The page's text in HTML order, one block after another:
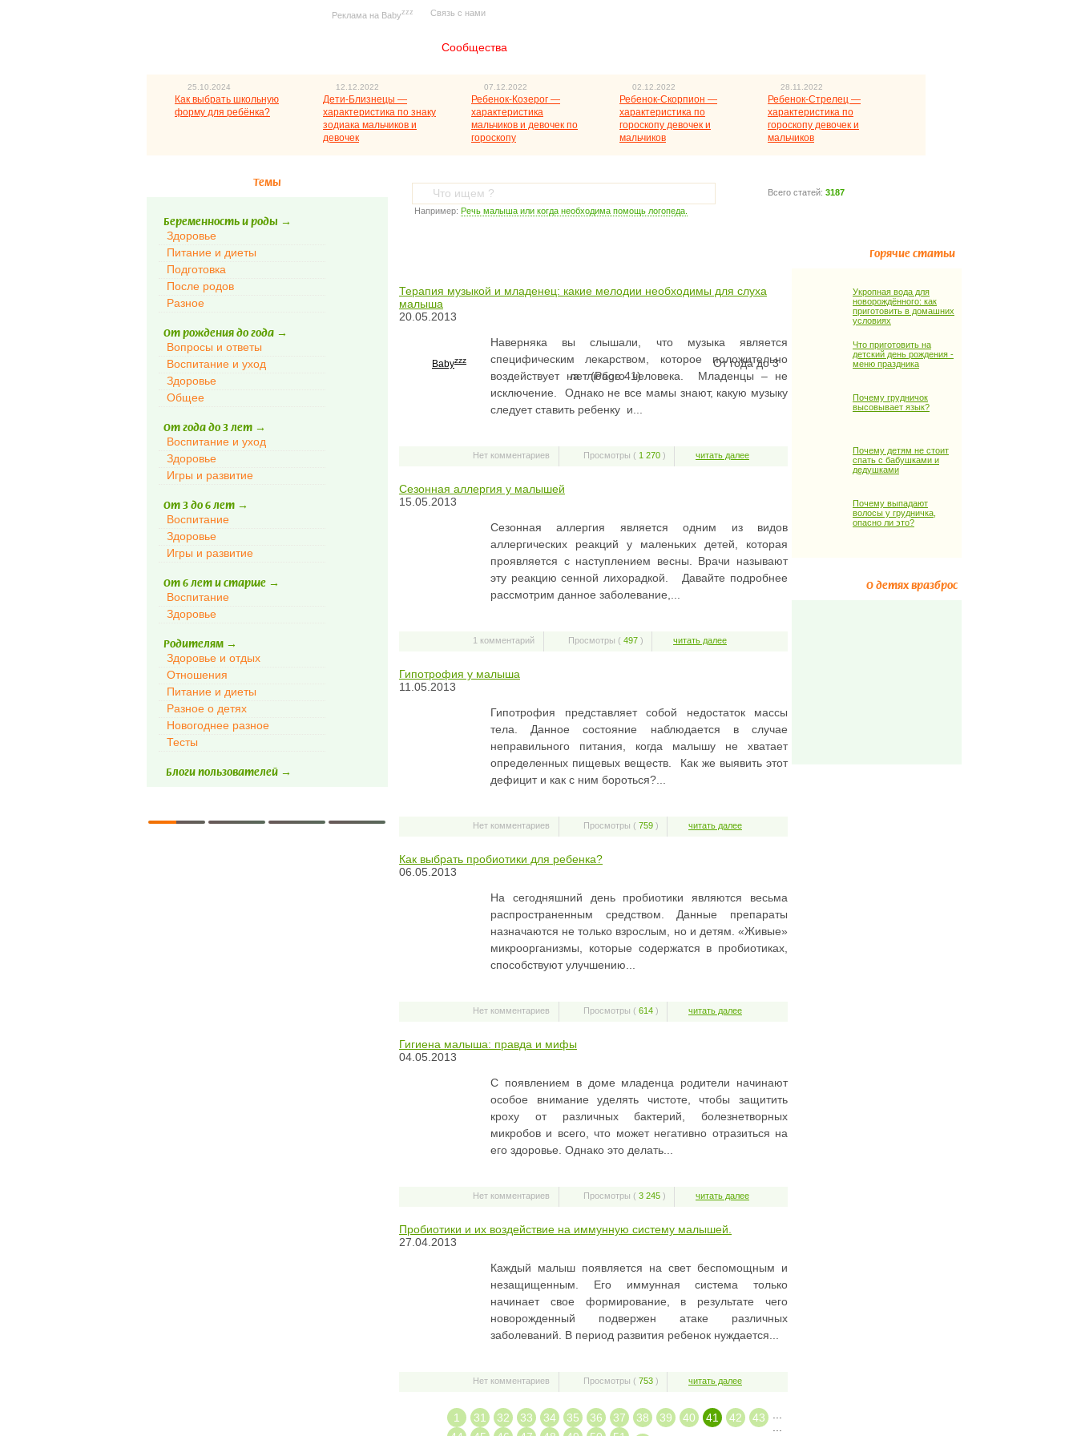
Реклама на Babyzzz Связь с нами
Сообщества
25.10.2024
Как выбрать школьную
форму для ребёнка?
12.12.2022
Дети-Близнецы —
характеристика по знаку
зодиака мальчиков и
девочек
07.12.2022
Ребенок-Козерог —
характеристика
мальчиков и девочек по
гороскопу
02.12.2022
Ребенок-Скорпион —
характеристика по
гороскопу девочек и
мальчиков
28.11.2022
Ребенок-Стрелец —
характеристика по
гороскопу девочек и
мальчиков
Темы
Беременность и роды →
Здоровье
Питание и диеты
Подготовка
После родов
Разное
От рождения до года →
Вопросы и ответы
Воспитание и уход
Здоровье
Общее
От года до 3 лет →
Воспитание и уход
Здоровье
Игры и развитие
От 3 до 6 лет →
Воспитание
Здоровье
Игры и развитие
От 6 лет и старше →
Воспитание
Здоровье
Родителям →
Здоровье и отдых
Отношения
Питание и диеты
Разное о детях
Новогоднее разное
Тесты
Блоги пользователей →
Всего статей: 3187
Например: Речь малыша или когда необходима помощь логопеда.
Babyzzz
От года до 3
лет (Page 41)
Терапия музыкой и младенец: какие мелодии необходимы для слуха
малыша
20.05.2013
Наверняка вы слышали, что музыка является
специфическим лекарством, которое положительно
воздействует на любого человека. Младенцы – не
исключение. Однако не все мамы знают, какую музыку
следует ставить ребенку и...
Нет комментариев Просмотры ( 1 270 ) читать далее
Сезонная аллергия у малышей
15.05.2013
Сезонная аллергия является одним из видов
аллергических реакций у маленьких детей, которая
проявляется с наступлением весны. Врачи называют
эту реакцию сенной лихорадкой. Давайте подробнее
рассмотрим данное заболевание,...
1 комментарий Просмотры ( 497 ) читать далее
Гипотрофия у малыша
11.05.2013
Гипотрофия представляет собой недостаток массы
тела. Данное состояние наблюдается в случае
неправильного питания, когда малышу не хватает
определенных пищевых веществ. Как же выявить этот
дефицит и как с ним бороться?...
Нет комментариев Просмотры ( 759 ) читать далее
Как выбрать пробиотики для ребенка?
06.05.2013
На сегодняшний день пробиотики являются весьма
распространенным средством. Данные препараты
назначаются не только взрослым, но и детям. «Живые»
микроорганизмы, которые содержатся в пробиотиках,
способствуют улучшению...
Нет комментариев Просмотры ( 614 ) читать далее
Гигиена малыша: правда и мифы
04.05.2013
С появлением в доме младенца родители начинают
особое внимание уделять чистоте, чтобы защитить
кроху от различных бактерий, болезнетворных
микробов и всего, что может негативно отразиться на
его здоровье. Однако это делать...
Нет комментариев Просмотры ( 3 245 ) читать далее
Пробиотики и их воздействие на иммунную систему малышей.
27.04.2013
Каждый малыш появляется на свет беспомощным и
незащищенным. Его иммунная система только
начинает свое формирование, в результате чего
новорожденный подвержен атаке различных
заболеваний. В период развития ребенок нуждается...
Нет комментариев Просмотры ( 753 ) читать далее
1 31 32 33 34 35 36 37 38 39 40 41 42
43
Горячие статьи
Укропная вода для
новорождённого: как
приготовить в домашних
условиях
Что приготовить на
детский день рождения -
меню праздника
Почему грудничок
высовывает язык?
Почему детям не стоит
спать с бабушками и
дедушками
Почему выпадают
волосы у грудничка,
опасно ли это?
О детях вразброс